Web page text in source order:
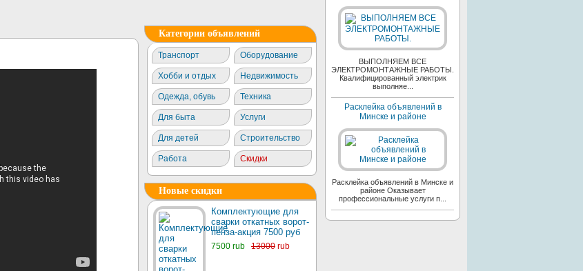
Категории объявлений
Транспорт Оборудование
Хобби и отдых Недвижимость
Одежда, обувь Техника
Для быта Услуги
Для детей Строительство
Работа Скидки
Новые скидки
Комплектующие для
сварки откатных ворот-
пенза-акция 7500 руб
7500 rub 13000 rub
ВЫПОЛНЯЕМ ВСЕ
ЭЛЕКТРОМОНТАЖНЫЕ РАБОТЫ.
Квалифицированный электрик
выполняе...
Расклейка объявлений в
Минске и районе
Расклейка объявлений в Минске и
районе Оказывает
профессиональные услуги п...